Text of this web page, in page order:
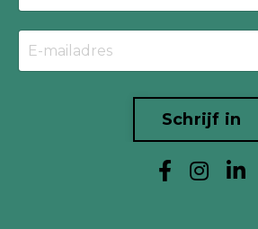
Schrijf in